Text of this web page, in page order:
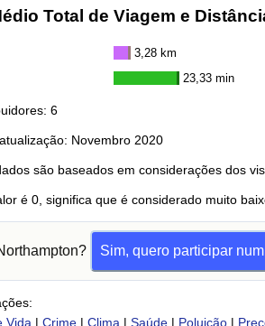
Total de Viagem e
3,28 km
23,33 min
6
Novembro 2020
são baseados em considerações dos
é 0, significa que é considerado muito
Sim, quero participar
Vida | Crime | Clima | Saúde | Poluição |